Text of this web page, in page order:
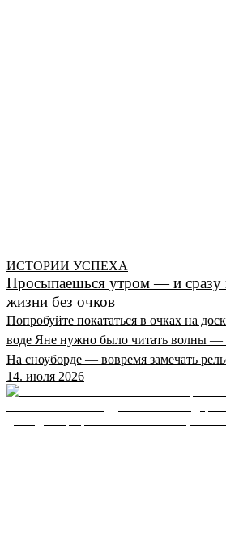
ИСТОРИИ УСПЕХА
Просыпаешься утром — и сразу
жизни без очков
Попробуйте покататься в очках на
воде Яне нужно было читать волны —
На сноуборде — вовремя замечать
14. июля 2026